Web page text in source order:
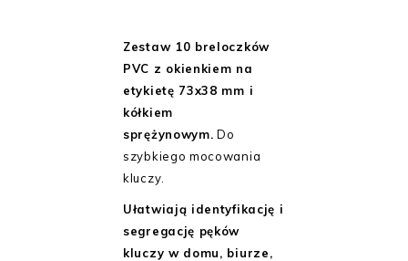
Zestaw 10 breloczków
PVC z okienkiem na
etykietę 73x38 mm i
kółkiem
sprężynowym. Do
szybkiego mocowania
kluczy.
Ułatwiają identyfikację i
segregację pęków
kluczy w domu, biurze,